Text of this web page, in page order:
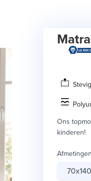
Ons
kinderen!
Afmetingen
70x140